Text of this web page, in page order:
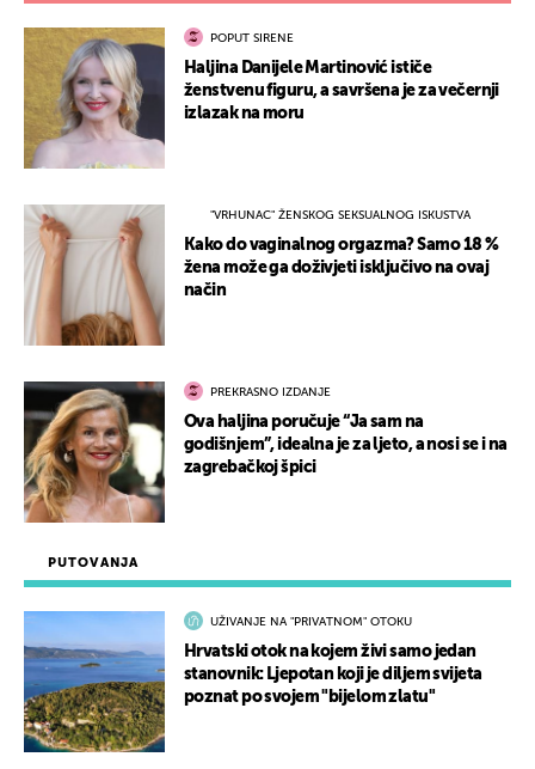
PUTOVANJA
UŽIVANJE NA "PRIVATNOM" OTOKU
Hrvatski otok na kojem živi samo jedan
stanovnik: Ljepotan koji je diljem svijeta
poznat po svojem "bijelom zlatu"
POPUT SIRENE
Haljina Danijele Martinović ističe
ženstvenu figuru, a savršena je za večernji
izlazak na moru
"VRHUNAC" ŽENSKOG SEKSUALNOG ISKUSTVA
Kako do vaginalnog orgazma? Samo 18 %
žena može ga doživjeti isključivo na ovaj
način
PREKRASNO IZDANJE
Ova haljina poručuje “Ja sam na
godišnjem”, idealna je za ljeto, a nosi se i na
zagrebačkoj špici